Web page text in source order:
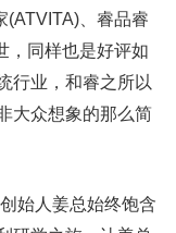
(ATVITA)、睿品睿
，同样也是好评如
行业，和睿之所以
大众想象的那么简
始人姜总始终饱含